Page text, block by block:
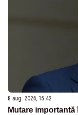
8 aug. 2026, 15:42
Mutare importantă